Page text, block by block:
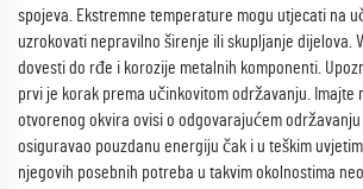
spojeva. Ekstremne temperature mogu utjecati na
uzrokovati nepravilno širenje ili skupljanje dijelova.
dovesti do rđe i korozije metalnih komponenti.
prvi je korak prema učinkovitom održavanju. Imajte
otvorenog okvira ovisi o odgovarajućem održavanju
osiguravao pouzdanu energiju čak i u teškim
njegovih posebnih potreba u takvim okolnostima